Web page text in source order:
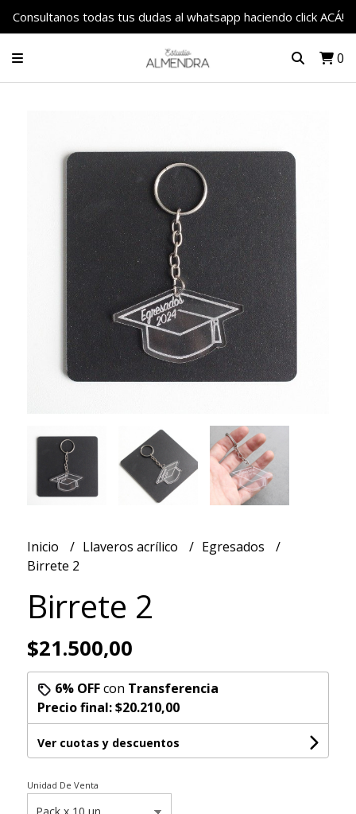
Consultanos todas tus dudas al whatsapp haciendo click ACÁ!
0
Inicio Llaveros acrílico
Egresados
Birrete 2
Birrete 2
$21.500,00
6% OFFcon Transferencia
Precio final:$20.210,00
Ver cuotas y descuentos
Unidad De Venta